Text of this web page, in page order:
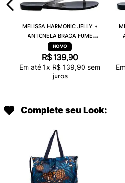
MELISSA HARMONIC JELLY +
ANTONELA BRAGA FUME
TRANSPARENTE 38263
R$ 139,90
Em até 1x R$ 139,90 sem
juros
Complete seu Look: